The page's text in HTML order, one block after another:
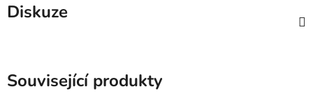
Diskuze
Související produkty